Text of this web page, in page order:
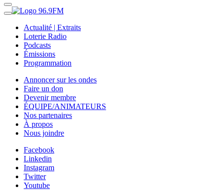
Actualité | Extraits
Loterie Radio
Podcasts
Émissions
Programmation
Annoncer sur les ondes
Faire un don
Devenir membre
ÉQUIPE/ANIMATEURS
Nos partenaires
À propos
Nous joindre
Facebook
Linkedin
Instagram
Twitter
Youtube